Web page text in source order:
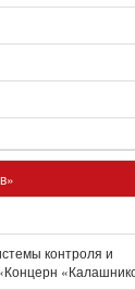
контроля и